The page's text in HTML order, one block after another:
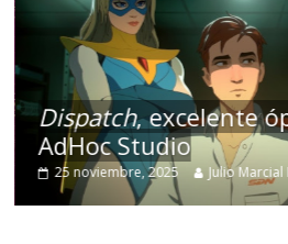
Dispatch, excelente
AdHoc Studio
25 noviembre, 2025 Julio